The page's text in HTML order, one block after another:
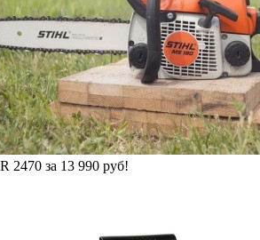
2470 за 13 990 руб!